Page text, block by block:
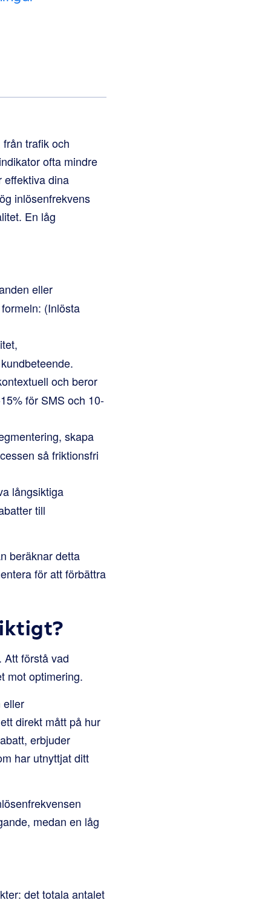
trafik och
ofta mindre
effektiva dina
inlösenfrekvens
En låg
eller
(Inlösta
och beror
för SMS och 10-
skapa
så friktionsfri
långsiktiga
till
beräknar detta
för att förbättra
Att förstå vad
mot optimering.
eller
direkt mått på hur
erbjuder
har utnyttjat ditt
medan en låg
det totala antalet